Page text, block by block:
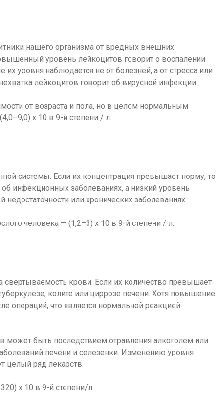
нашего организма от вредных внешних
уровень лейкоцитов говорит о воспалении
уровня наблюдается не от болезней, а от стресса или
лейкоцитов говорит об вирусной инфекции.
от возраста и пола, но в целом нормальным
х 10 в 9-й степени / л.
системы. Если их концентрация превышает норму, то
об инфекционных заболеваниях, а низкий уровень
или хронических заболеваниях.
человека — (1,2–3) х 10 в 9-й степени / л.
свертываемость крови. Если их количество превышает
колите или циррозе печени. Хотя повышение
операций, что является нормальной реакцией
может быть последствием отравления алкоголем или
печени и селезенки. Изменению уровня
целый ряд лекарств.
х 10 в 9-й степени/л.